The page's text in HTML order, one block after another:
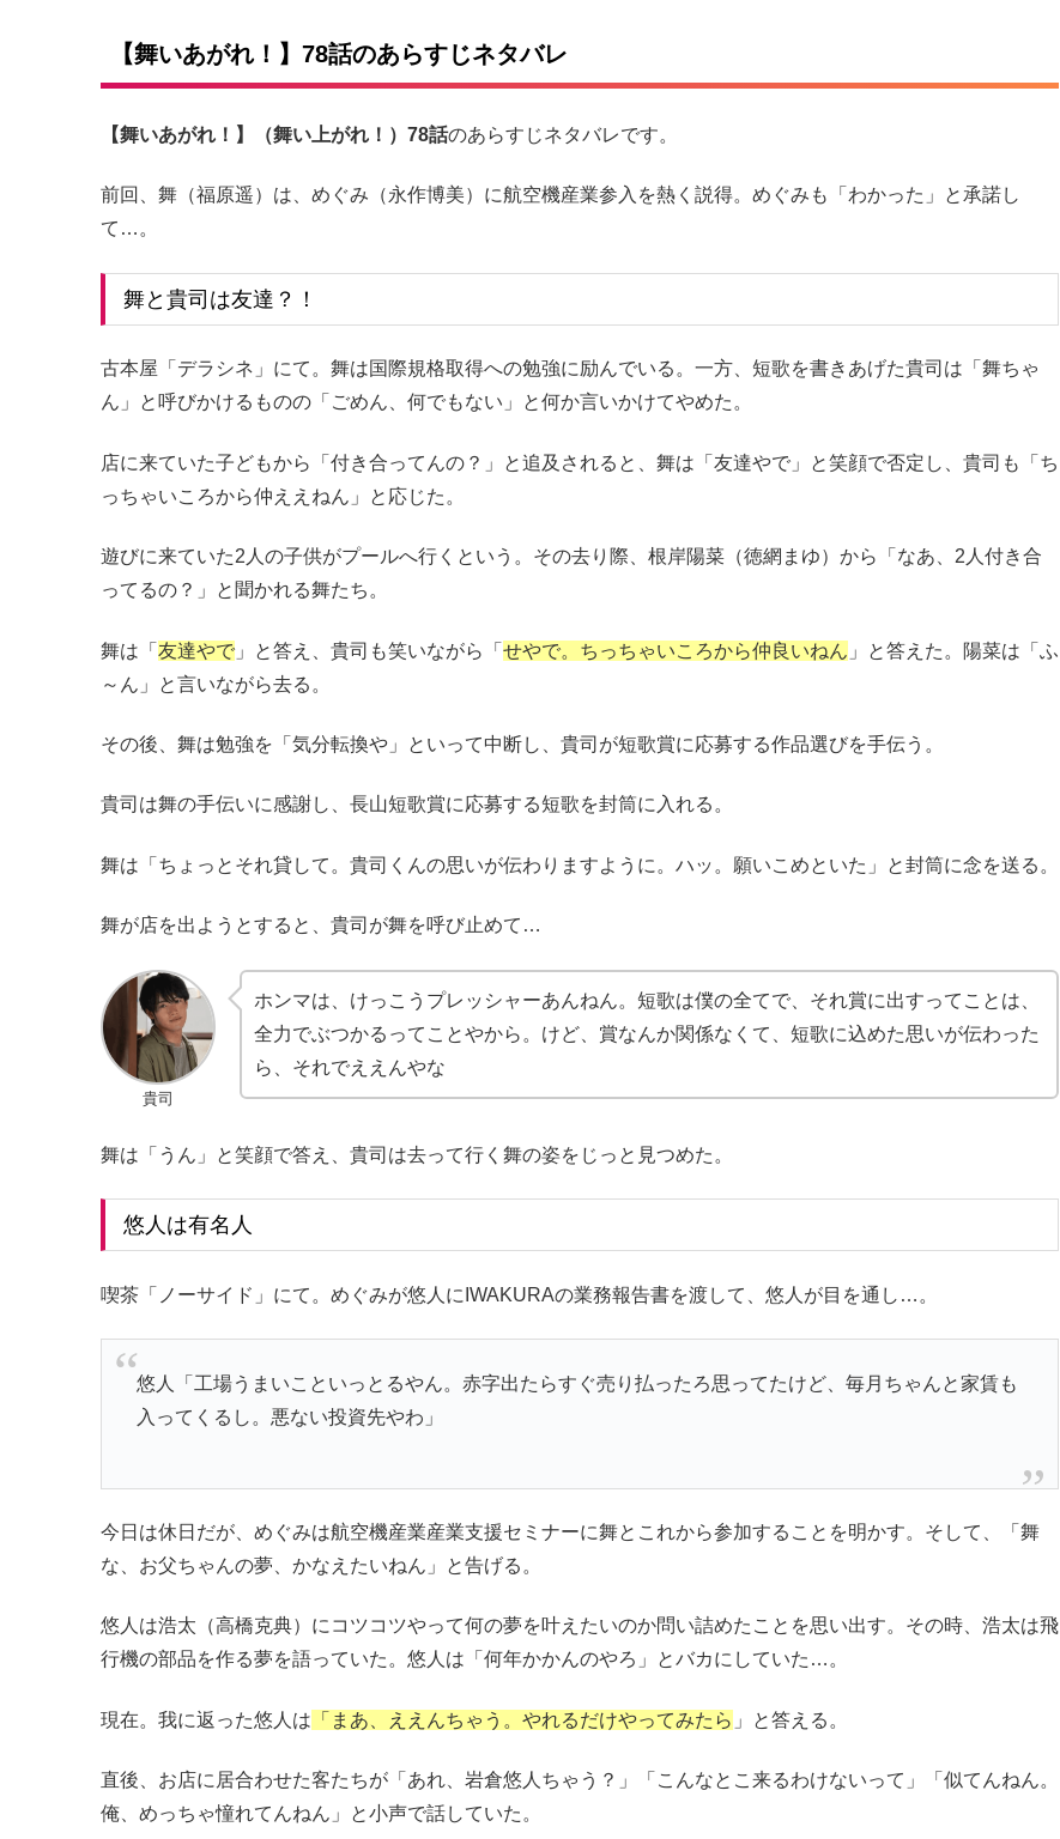
【舞いあがれ！】78話のあらすじネタバレ
【舞いあがれ！】（舞い上がれ！）78話のあらすじネタバレです。
前回、舞（福原遥）は、めぐみ（永作博美）に航空機産業参入を熱く説得。めぐみも「わかった」と承諾し
て…。
舞と貴司は友達？！
古本屋「デラシネ」にて。舞は国際規格取得への勉強に励んでいる。一方、短歌を書きあげた貴司は「舞ちゃ
ん」と呼びかけるものの「ごめん、何でもない」と何か言いかけてやめた。
店に来ていた子どもから「付き合ってんの？」と追及されると、舞は「友達やで」と笑顔で否定し、貴司も「ち
っちゃいころから仲ええねん」と応じた。
遊びに来ていた2人の子供がプールへ行くという。その去り際、根岸陽菜（徳網まゆ）から「なあ、2人付き合
ってるの？」と聞かれる舞たち。
舞は「 友達やで 」と答え、貴司も笑いながら「 せやで。ちっちゃいころから仲良いねん 」と答えた。陽菜は「ふ
～ん」と言いながら去る。
その後、舞は勉強を「気分転換や」といって中断し、貴司が短歌賞に応募する作品選びを手伝う。
貴司は舞の手伝いに感謝し、長山短歌賞に応募する短歌を封筒に入れる。
舞は「ちょっとそれ貸して。貴司くんの思いが伝わりますように。ハッ。願いこめといた」と封筒に念を送る。
舞が店を出ようとすると、貴司が舞を呼び止めて…
貴司
ホンマは、けっこうプレッシャーあんねん。短歌は僕の全てで、それ賞に出すってことは、
全力でぶつかるってことやから。けど、賞なんか関係なくて、短歌に込めた思いが伝わった
ら、それでええんやな
舞は「うん」と笑顔で答え、貴司は去って行く舞の姿をじっと見つめた。
悠人は有名人
喫茶「ノーサイド」にて。めぐみが悠人にIWAKURAの業務報告書を渡して、悠人が目を通し…。
悠人「工場うまいこといっとるやん。赤字出たらすぐ売り払ったろ思ってたけど、毎月ちゃんと家賃も
入ってくるし。悪ない投資先やわ」
今日は休日だが、めぐみは航空機産業産業支援セミナーに舞とこれから参加することを明かす。そして、「舞
な、お父ちゃんの夢、かなえたいねん」と告げる。
悠人は浩太（高橋克典）にコツコツやって何の夢を叶えたいのか問い詰めたことを思い出す。その時、浩太は飛
行機の部品を作る夢を語っていた。悠人は「何年かかんのやろ」とバカにしていた…。
現在。我に返った悠人は 「まあ、ええんちゃう。やれるだけやってみたら 」と答える。
直後、お店に居合わせた客たちが「あれ、岩倉悠人ちゃう？」「こんなとこ来るわけないって」「似てんねん。
俺、めっちゃ憧れてんねん」と小声で話していた。